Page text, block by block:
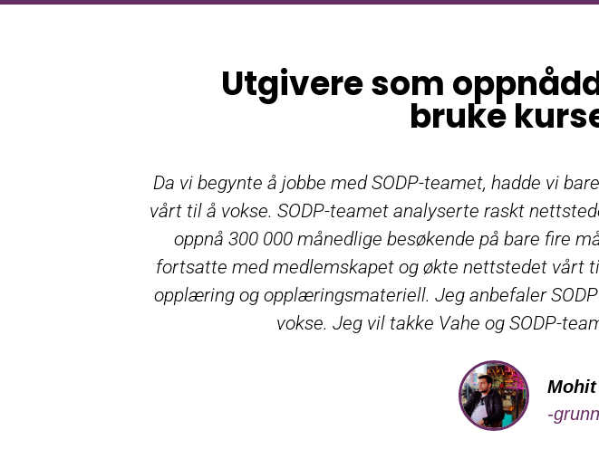
Utgivere som
bruke
Da vi begynte å jobbe med SODP-teamet, hadde vi
vårt til å vokse. SODP-teamet analyserte raskt
oppnå 300 000 månedlige besøkende på bare fire
fortsatte med medlemskapet og økte nettstedet vårt
opplæring og opplæringsmateriell. Jeg anbefaler
vokse. Jeg vil takke Vahe og SODP-
-